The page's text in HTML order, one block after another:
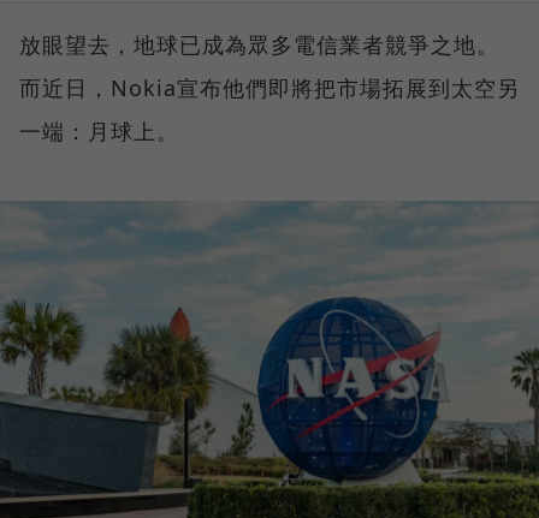
放眼望去，地球已成為眾多電信業者競爭之地。
而近日，Nokia宣布他們即將把市場拓展到太空另
一端：月球上。